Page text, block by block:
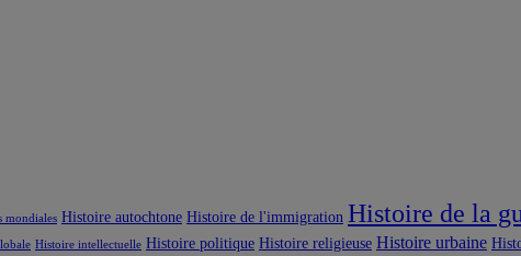
mondiales Histoire autochtone Histoire de l'immigration Histoire de la
Histoire intellectuelle Histoire politique Histoire religieuse Histoire urbaine